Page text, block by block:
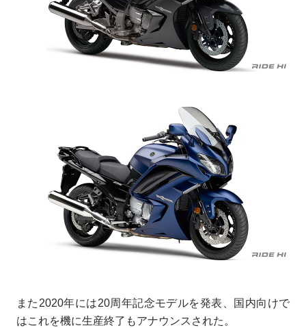
また2020年には20周年記念モデルを発表、国内向けで
はこれを機に生産終了もアナウンスされた。